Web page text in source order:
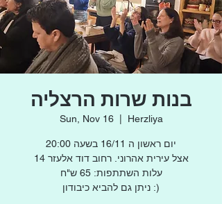
בנות שרות הרצליה
Sun, Nov 16
  |
Herzliya
יום ראשון ה 16/11 בשעה 20:00
אצל עירית אהרוני. רחוב דוד אלעזר 14
עלות השתתפות: 65 ש"ח
ניתן גם להביא כיבודון :)